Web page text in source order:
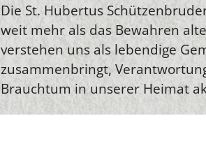
Die St. Hubertus
weit mehr als das Bewahren
verstehen uns als lebendige
zusammenbringt,
Brauchtum in unserer Heimat